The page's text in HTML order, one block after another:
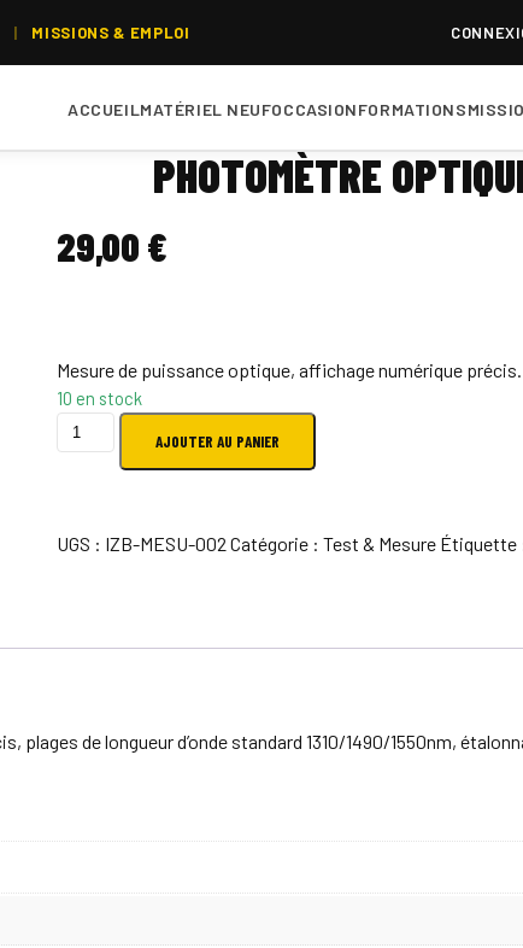
| MISSIONS & EMPLOI
ACCUEILMATÉRIEL NEUFOCCASIONFORMATIONS
PHOTOMÈTRE
29,00 €
Mesure de puissance optique, affichage numérique précis.
10 en stock
quantité
de
AJOUTER AU PANIER
UGS : IZB-MESU-002 Catégorie : Test & Mesure Étiquette
de longueur d’onde standard 1310/1490/1550nm,